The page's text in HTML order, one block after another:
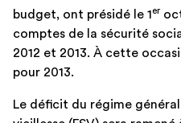
budget, ont présidé le 1er
comptes de la sécurité
2012 et 2013. À cette
pour 2013.
Le déficit du régime